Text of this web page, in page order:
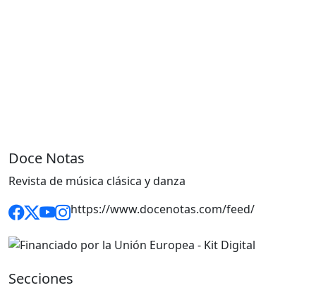
Doce Notas
Revista de música clásica y danza
https://www.docenotas.com/feed/
Secciones